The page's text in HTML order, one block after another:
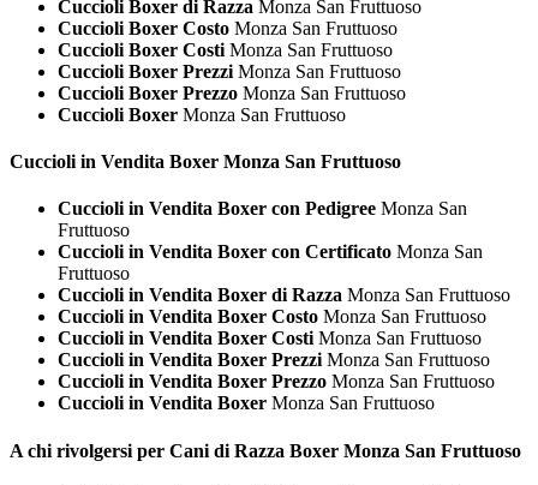
Cuccioli Boxer di Razza Monza San Fruttuoso
Cuccioli Boxer Costo Monza San Fruttuoso
Cuccioli Boxer Costi Monza San Fruttuoso
Cuccioli Boxer Prezzi Monza San Fruttuoso
Cuccioli Boxer Prezzo Monza San Fruttuoso
Cuccioli Boxer Monza San Fruttuoso
Cuccioli in Vendita Boxer Monza San Fruttuoso
Cuccioli in Vendita Boxer con Pedigree Monza San
Fruttuoso
Cuccioli in Vendita Boxer con Certificato Monza San
Fruttuoso
Cuccioli in Vendita Boxer di Razza Monza San Fruttuoso
Cuccioli in Vendita Boxer Costo Monza San Fruttuoso
Cuccioli in Vendita Boxer Costi Monza San Fruttuoso
Cuccioli in Vendita Boxer Prezzi Monza San Fruttuoso
Cuccioli in Vendita Boxer Prezzo Monza San Fruttuoso
Cuccioli in Vendita Boxer Monza San Fruttuoso
A chi rivolgersi per Cani di Razza Boxer Monza San Fruttuoso